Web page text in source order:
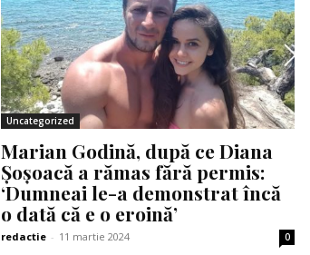
Uncategorized
Marian Godină, după ce Diana
Șoșoacă a rămas fără permis:
‘Dumneai le-a demonstrat încă
o dată că e o eroină’
redactie - 11 martie 2024 0